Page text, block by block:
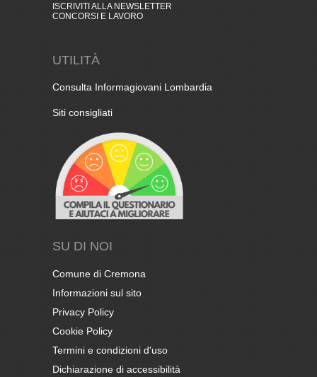
ISCRIVITI ALLA NEWSLETTER
CONCORSI E LAVORO
UTILITÀ
Consulta Informagiovani Lombardia
Siti consigliati
SU DI NOI
Comune di Cremona
Informazioni sul sito
Privacy Policy
Cookie Policy
Termini e condizioni d'uso
Dichiarazione di accessibilità